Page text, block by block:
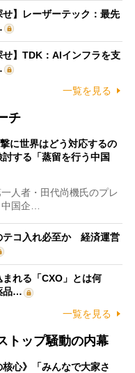
せ】レーザーテック：最先
せ】TDK：AIインフラを支
一覧を見る
チ
に世界はどう対応するの
する「蒸留を行う中国
人者・田代尚機氏のプレ
国企…
テコ入れ必至か 経済運営
れる「CXO」とは何
品…
一覧を見る
トップ騒動の内幕
核心》「みんなで大家さ